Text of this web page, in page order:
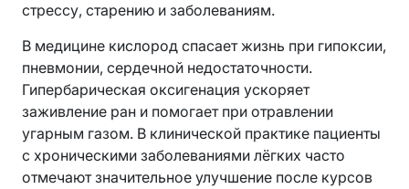
стрессу, старению и заболеваниям.
В медицине кислород спасает жизнь при гипоксии,
пневмонии, сердечной недостаточности.
Гипербарическая оксигенация ускоряет
заживление ран и помогает при отравлении
угарным газом. В клинической практике пациенты
с хроническими заболеваниями лёгких часто
отмечают значительное улучшение после курсов